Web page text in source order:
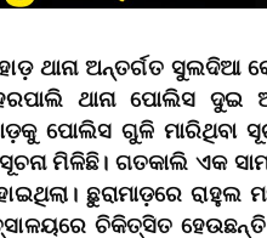
ଥାନା ଅନ୍ତର୍ଗତ ସୁଲଦିଆ
ଥାନା ପୋଲିସ ଦୁଇ
ପୋଲିସ ଗୁଳି ମାରିଥିବା
ମିଳିଛି। ଗତକାଲି ଏକ
ଛୁରାମାଡ଼ରେ
ଚିକିତ୍ସିତ ହେଉଛନ୍ତି।